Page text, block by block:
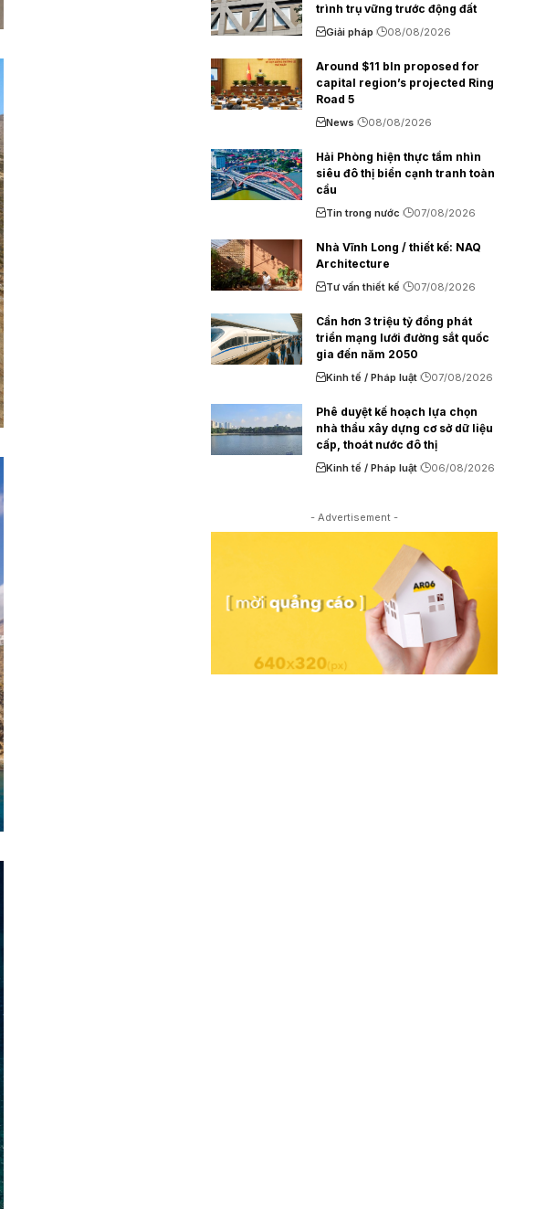
trình trụ vững trước động đất
Giải pháp 08/08/2026
Around $11 bln proposed for
capital region’s projected Ring
Road 5
News 08/08/2026
Hải Phòng hiện thực tầm nhìn
siêu đô thị biển cạnh tranh toàn
cầu
Tin trong nước 07/08/2026
Nhà Vĩnh Long / thiết kế: NAQ
Architecture
Tư vấn thiết kế 07/08/2026
Cần hơn 3 triệu tỷ đồng phát
triển mạng lưới đường sắt quốc
gia đến năm 2050
Kinh tế / Pháp luật 07/08/2026
Phê duyệt kế hoạch lựa chọn
nhà thầu xây dựng cơ sở dữ liệu
cấp, thoát nước đô thị
Kinh tế / Pháp luật 06/08/2026
- Advertisement -